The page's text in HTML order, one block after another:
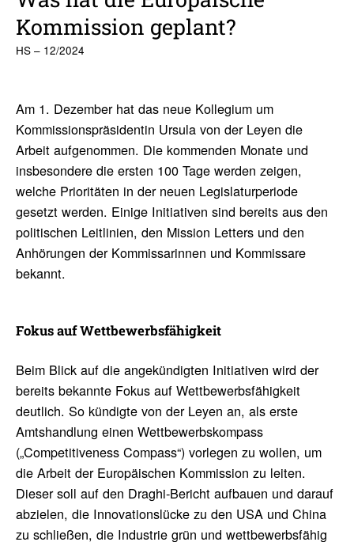
Kommis­sion geplant?
HS – 12/2024
Am 1. Dezember hat das neue Kollegium um
Kommissionspräsidentin Ursula von der Leyen die
Arbeit aufgenommen. Die kommenden Monate und
insbesondere die ersten 100 Tage werden zeigen,
welche Prioritäten in der neuen Legislaturperiode
gesetzt werden. Einige Initiativen sind bereits aus den
politischen Leitlinien, den Mission Letters und den
Anhörungen der Kommissarinnen und Kommissare
bekannt.
Fokus auf Wett­be­werbs­fä­hig­keit
Beim Blick auf die angekündigten Initiativen wird der
bereits bekannte Fokus auf Wettbewerbsfähigkeit
deutlich. So kündigte von der Leyen an, als erste
Amtshandlung einen Wettbewerbskompass
(„Competitiveness Compass“) vorlegen zu wollen, um
die Arbeit der Europäischen Kommission zu leiten.
Dieser soll auf den Draghi-Bericht aufbauen und darauf
abzielen, die Innovationslücke zu den USA und China
zu schließen, die Industrie grün und wettbewerbsfähig